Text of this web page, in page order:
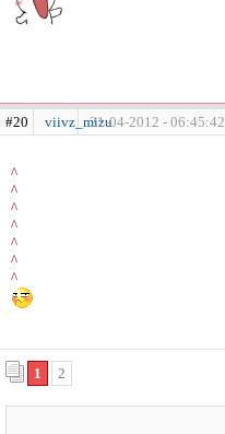
#20 viivz_mizu21-04-2012 - 06:45:42
^
^
^
^
^
^
^
1 2